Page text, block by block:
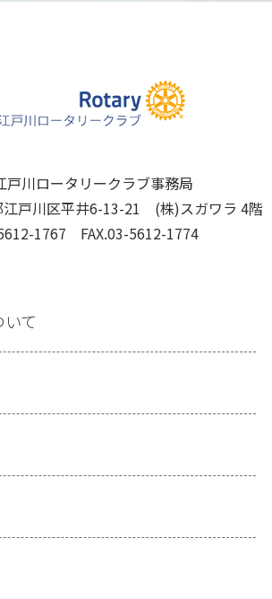
戸川ロータリークラブ事務局
江戸川区平井6-13-21 (株)スガワラ 4階
1767 FAX.03-5612-1774
て